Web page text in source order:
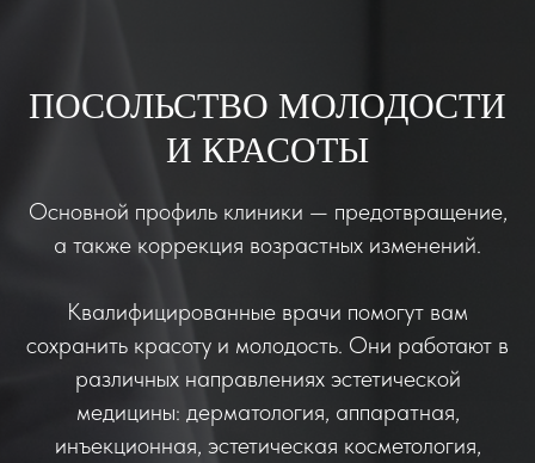
ПОСОЛЬСТВО МОЛОДОСТИ
И КРАСОТЫ
Основной профиль клиники — предотвращение,
а также коррекция возрастных изменений.
Квалифицированные врачи помогут вам
сохранить красоту и молодость. Они работают в
различных направлениях эстетической
медицины: дерматология, аппаратная,
инъекционная, эстетическая косметология,